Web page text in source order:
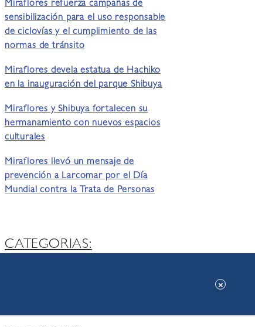
Miraflores refuerza campañas de
sensibilización para el uso responsable
de ciclovías y el cumplimiento de las
normas de tránsito
Miraflores devela estatua de Hachiko
en la inauguración del parque Shibuya
Miraflores y Shibuya fortalecen su
hermanamiento con nuevos espacios
culturales
Miraflores llevó un mensaje de
prevención a Larcomar por el Día
Mundial contra la Trata de Personas
CATEGORIAS: